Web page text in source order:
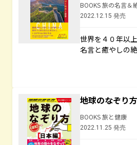
BOOKS 旅の名言＆
2022.12.15 発売
世界を４０年以
名言と癒やしの
地球のなぞ
BOOKS 旅と健康
2022.11.25 発売